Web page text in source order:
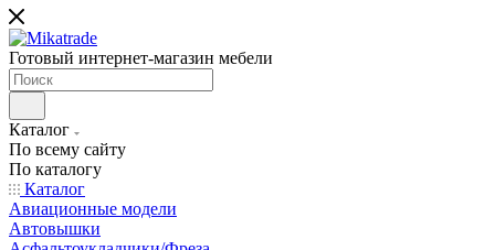
Готовый интернет-магазин мебели
Каталог
По всему сайту
По каталогу
Каталог
Авиационные модели
Автовышки